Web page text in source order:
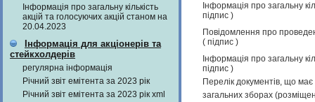
Інформація про загальну кількість
акцій та голосуючих акцій станом на
20.04.2023
Інформація для акціонерів та
стейкхолдерів
регулярна інформація
Річний звіт емітента за 2023 рік
Річний звіт емітента за 2023 рік xml
Інформація про загальну
підпис )
Повідомлення про
( підпис )
Інформація про загальну
підпис )
Перелік документів, що
загальних зборах